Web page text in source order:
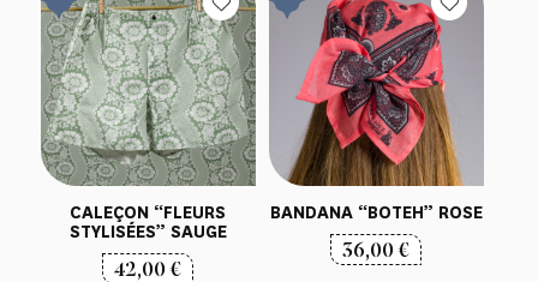
CALEÇON “FLEURS
STYLISÉES” SAUGE
42,00€
BANDANA “BOTEH” ROSE
36,00€